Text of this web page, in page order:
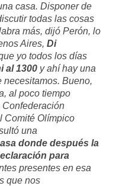
casa. Disponer de
todas las cosas
más, dijó Perón, lo
Aires, Di
yo todos los días
al 1300y ahí hay una
necesitamos. Bueno,
al poco tiempo
Confederación
Comité Olímpico
una
donde después la
para
presentes en esa
que nos